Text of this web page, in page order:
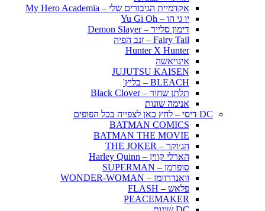
אקדמיית הגיבורים שלי – My Hero Academia
יו גי הו – Yu Gi Oh
דימון סלייר – Demon Slayer
Fairy Tail – זנב הפיה
Hunter X Hunter
אינויאשה
JUJUTSU KAISEN
BLEACH – בליץ'
תלתן שחור – Black Clover
אנימה שונות
DC דיסי – לחץ כאן לצפייה בכל הפופים
BATMAN COMICS
BATMAN THE MOVIE
הג׳וקר – THE JOKER
הארלי קווין – Harley Quinn
סופרמן – SUPERMAN
וואנדרוומן – WONDER-WOMAN
פלאש – FLASH
PEACEMAKER